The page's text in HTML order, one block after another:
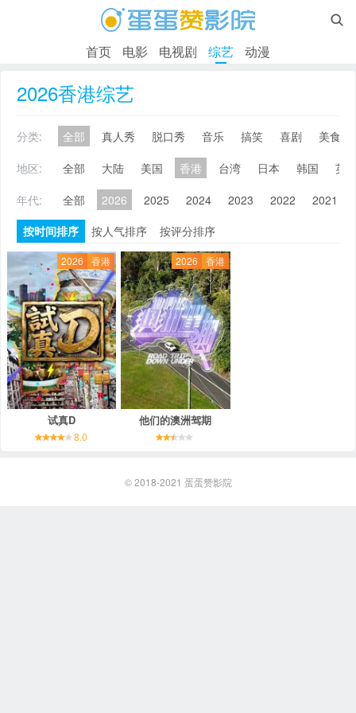

首页 电影 电视剧 综艺 动漫
2026香港综艺
分类: 全部 真人秀 脱口秀 音乐 搞笑 喜剧
美食
地区:
全部 大陆 美国 香港 台湾 日本 韩国
英
年代:
全部 2026 2025 2024 2023 2022 2021
按时间排序
按人气排序 按评分排序
2026 香港
试真D
8.0
2026 香港
他们的澳洲驾期
© 2018-2021 蛋蛋赞影院